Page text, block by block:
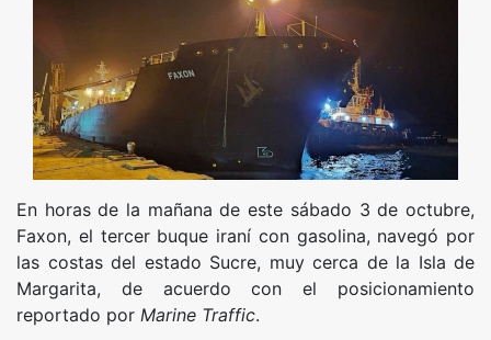
En horas de la mañana de este sábado 3 de octubre,
Faxon, el tercer buque iraní con gasolina, navegó por
las costas del estado Sucre, muy cerca de la Isla de
Margarita, de acuerdo con el posicionamiento
reportado por Marine Traffic.